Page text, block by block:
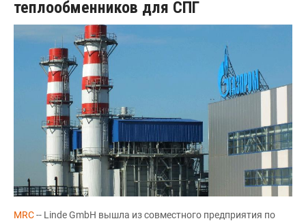
теплообменников для СПГ
MRC-- Linde GmbH вышла из совместного предприятия по